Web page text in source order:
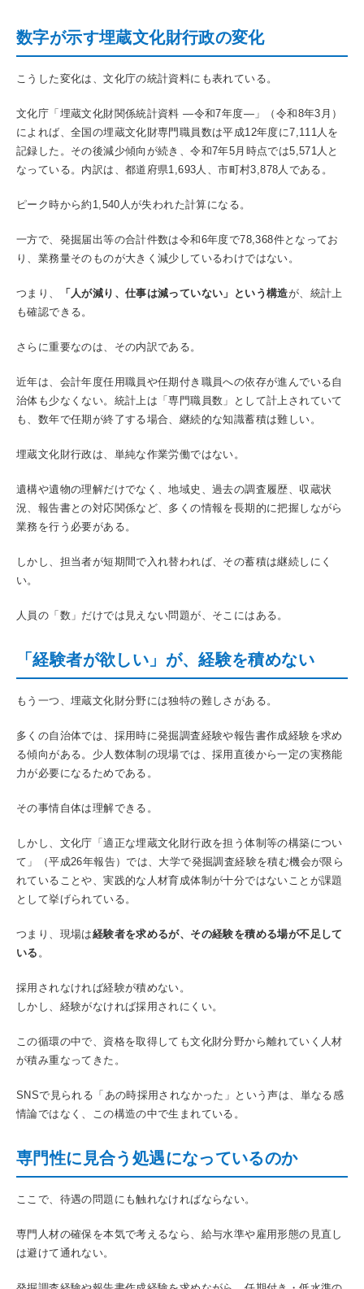
数字が示す埋蔵文化財行政の変化
こうした変化は、文化庁の統計資料にも表れている。
文化庁「埋蔵文化財関係統計資料 ―令和7年度―」（令和8年3月）
によれば、全国の埋蔵文化財専門職員数は平成12年度に7,111人を
記録した。その後減少傾向が続き、令和7年5月時点では5,571人と
なっている。内訳は、都道府県1,693人、市町村3,878人である。
ピーク時から約1,540人が失われた計算になる。
一方で、発掘届出等の合計件数は令和6年度で78,368件となってお
り、業務量そのものが大きく減少しているわけではない。
つまり、 「人が減り、仕事は減っていない」という構造が、統計上
も確認できる。
さらに重要なのは、その内訳である。
近年は、会計年度任用職員や任期付き職員への依存が進んでいる自
治体も少なくない。統計上は「専門職員数」として計上されていて
も、数年で任期が終了する場合、継続的な知識蓄積は難しい。
埋蔵文化財行政は、単純な作業労働ではない。
遺構や遺物の理解だけでなく、地域史、過去の調査履歴、収蔵状
況、報告書との対応関係など、多くの情報を長期的に把握しながら
業務を行う必要がある。
しかし、担当者が短期間で入れ替われば、その蓄積は継続しにく
い。
人員の「数」だけでは見えない問題が、そこにはある。
「経験者が欲しい」が、経験を積めない
もう一つ、埋蔵文化財分野には独特の難しさがある。
多くの自治体では、採用時に発掘調査経験や報告書作成経験を求め
る傾向がある。少人数体制の現場では、採用直後から一定の実務能
力が必要になるためである。
その事情自体は理解できる。
しかし、文化庁「適正な埋蔵文化財行政を担う体制等の構築につい
て」（平成26年報告）では、大学で発掘調査経験を積む機会が限ら
れていることや、実践的な人材育成体制が十分ではないことが課題
として挙げられている。
つまり、現場は経験者を求めるが、その経験を積める場が不足して
いる 。
採用されなければ経験が積めない。
しかし、経験がなければ採用されにくい。
この循環の中で、資格を取得しても文化財分野から離れていく人材
が積み重なってきた。
SNSで見られる「あの時採用されなかった」という声は、単なる感
情論ではなく、この構造の中で生まれている。
専門性に見合う処遇になっているのか
ここで、待遇の問題にも触れなければならない。
専門人材の確保を本気で考えるなら、給与水準や雇用形態の見直し
は避けて通れない。